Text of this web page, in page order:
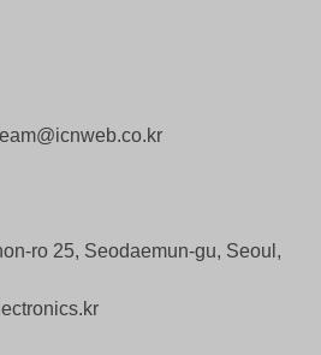
ro 25, Seodaemun-gu, Seoul,